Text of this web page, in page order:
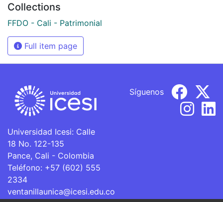
Collections
FFDO - Cali - Patrimonial
Full item page
Universidad Icesi: Calle
18 No. 122-135
Pance, Cali - Colombia
Teléfono: +57 (602) 555
2334
ventanillaunica@icesi.edu.co
Síguenos